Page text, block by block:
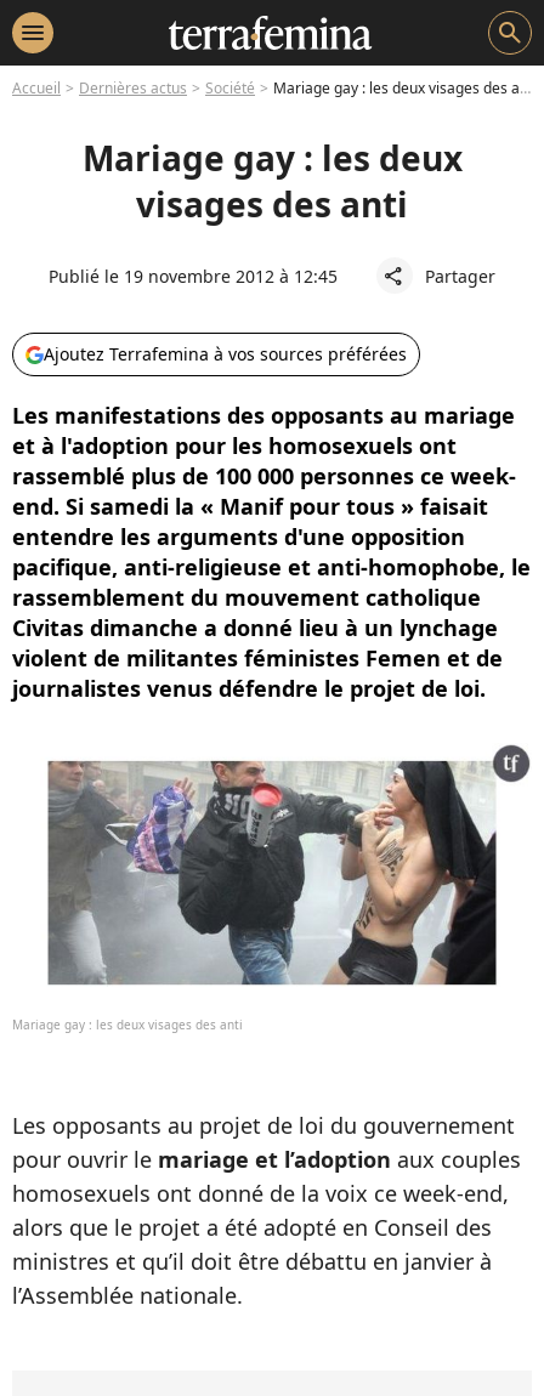
menu search
Accueil Dernières actus Société Mariage gay : les deux visages des anti
Mariage gay : les deux
visages des anti
Publié le 19 novembre 2012 à 12:45 share Partager
Ajoutez Terrafemina à vos sources préférées
Les manifestations des opposants au mariage
et à l'adoption pour les homosexuels ont
rassemblé plus de 100 000 personnes ce week-
end. Si samedi la « Manif pour tous » faisait
entendre les arguments d'une opposition
pacifique, anti-religieuse et anti-homophobe, le
rassemblement du mouvement catholique
Civitas dimanche a donné lieu à un lynchage
violent de militantes féministes Femen et de
journalistes venus défendre le projet de loi.
Mariage gay : les deux visages des anti
Les opposants au projet de loi du gouvernement
pour ouvrir le mariage et l’adoption aux couples
homosexuels ont donné de la voix ce week-end,
alors que le projet a été adopté en Conseil des
ministres et qu’il doit être débattu en janvier à
l’Assemblée nationale.